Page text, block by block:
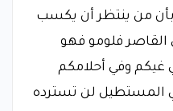
من ينتظر أن يكسب
فلومو فهو
غيكم وفي أحلامكم
المستطيل لن تسترده